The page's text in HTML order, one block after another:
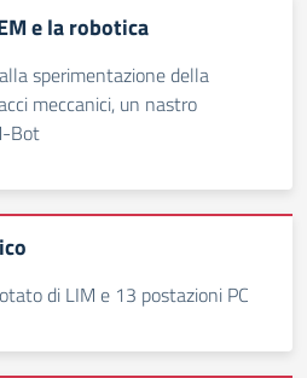
e la robotica
sperimentazione della
meccanici, un nastro
Bot
di LIM e 13 postazioni PC